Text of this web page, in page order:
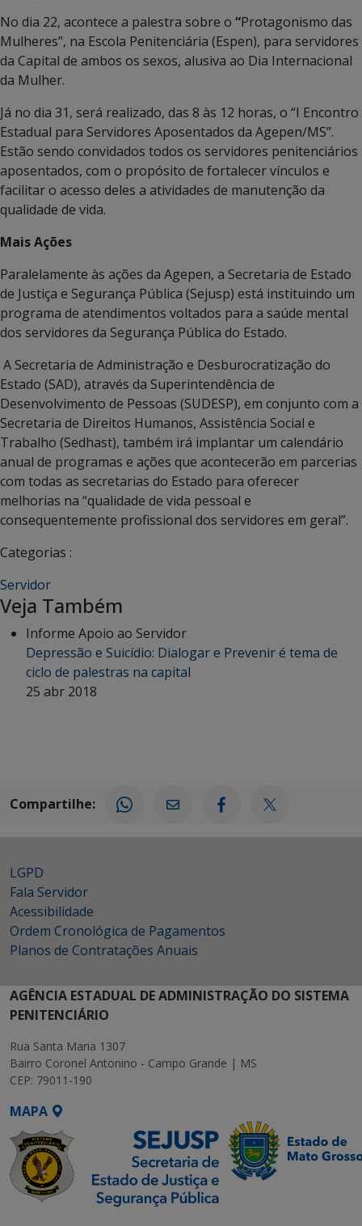
No dia 22, acontece a palestra sobre o “Protagonismo das
Mulheres”, na Escola Penitenciária (Espen), para servidores
da Capital de ambos os sexos, alusiva ao Dia Internacional
da Mulher.
Já no dia 31, será realizado, das 8 às 12 horas, o “I Encontro
Estadual para Servidores Aposentados da Agepen/MS”.
Estão sendo convidados todos os servidores penitenciários
aposentados, com o propósito de fortalecer vínculos e
facilitar o acesso deles a atividades de manutenção da
qualidade de vida.
Mais Ações
Paralelamente às ações da Agepen, a Secretaria de Estado
de Justiça e Segurança Pública (Sejusp) está instituindo um
programa de atendimentos voltados para a saúde mental
dos servidores da Segurança Pública do Estado.
A Secretaria de Administração e Desburocratização do
Estado (SAD), através da Superintendência de
Desenvolvimento de Pessoas (SUDESP), em conjunto com a
Secretaria de Direitos Humanos, Assistência Social e
Trabalho (Sedhast), também irá implantar um calendário
anual de programas e ações que acontecerão em parcerias
com todas as secretarias do Estado para oferecer
melhorias na “qualidade de vida pessoal e
consequentemente profissional dos servidores em geral”.
Categorias :
Servidor
Veja Também
Informe Apoio ao Servidor
Depressão e Suicídio: Dialogar e Prevenir é tema de
ciclo de palestras na capital
25 abr 2018
Compartilhe:
LGPD
Fala Servidor
Acessibilidade
Ordem Cronológica de Pagamentos
Planos de Contratações Anuais
AGÊNCIA ESTADUAL DE ADMINISTRAÇÃO DO SISTEMA
PENITENCIÁRIO
Rua Santa Maria 1307
Bairro Coronel Antonino - Campo Grande | MS
CEP: 79011-190
MAPA